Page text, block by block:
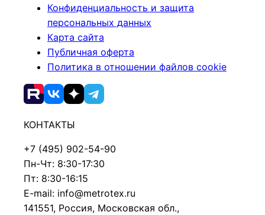
Конфиденциальность и защита
персональных данных
Карта сайта
Публичная оферта
Политика в отношении файлов cookie
КОНТАКТЫ
+7 (495) 902-54-90
Пн-Чт: 8:30-17:30
Пт: 8:30-16:15
E-mail: info@metrotex.ru
141551, Россия, Московская обл.,